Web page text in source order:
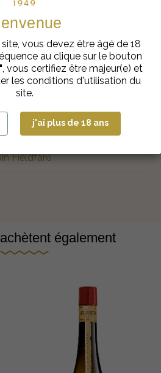
Fieldfare
également
vous devez être âgé de 18
au clique sur le bouton
, vous certifiez être majeur(e) et
les conditions d'utilisation du
site.
j'ai plus de 18 ans